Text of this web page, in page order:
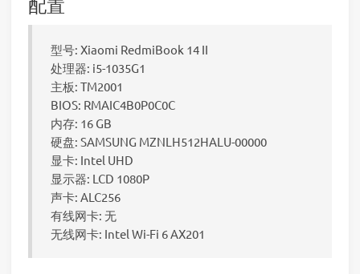
型号: Xiaomi RedmiBook 14 II
处理器: i5-1035G1
主板: TM2001
BIOS: RMAIC4B0P0C0C
内存: 16 GB
硬盘: SAMSUNG MZNLH512HALU-00000
显卡: Intel UHD
显示器: LCD 1080P
声卡: ALC256
有线网卡: 无
无线网卡: Intel Wi-Fi 6 AX201